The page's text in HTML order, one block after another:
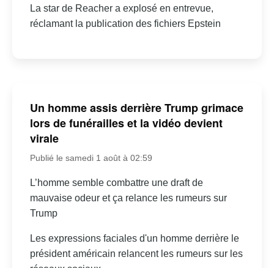
La star de Reacher a explosé en entrevue,
réclamant la publication des fichiers Epstein
Un homme assis derrière Trump grimace
lors de funérailles et la vidéo devient
virale
Publié le samedi 1 août à 02:59
L’homme semble combattre une draft de
mauvaise odeur et ça relance les rumeurs sur
Trump
Les expressions faciales d'un homme derrière le
président américain relancent les rumeurs sur les